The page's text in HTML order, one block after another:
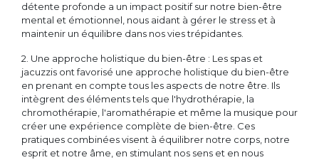
détente profonde a un impact positif sur notre bien-être
mental et émotionnel, nous aidant à gérer le stress et à
maintenir un équilibre dans nos vies trépidantes.
2. Une approche holistique du bien-être : Les spas et
jacuzzis ont favorisé une approche holistique du bien-être
en prenant en compte tous les aspects de notre être. Ils
intègrent des éléments tels que l'hydrothérapie, la
chromothérapie, l'aromathérapie et même la musique pour
créer une expérience complète de bien-être. Ces
pratiques combinées visent à équilibrer notre corps, notre
esprit et notre âme, en stimulant nos sens et en nous